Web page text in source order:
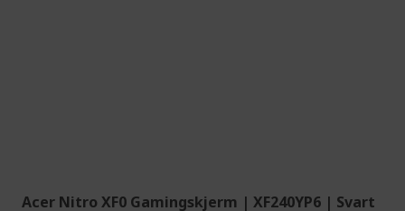
Acer Nitro XF0 Gamingskjerm | XF240YP6 | Svart